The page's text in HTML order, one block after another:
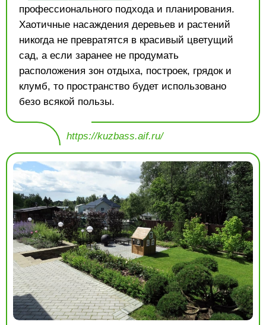
профессионального подхода и планирования.
Хаотичные насаждения деревьев и растений
никогда не превратятся в красивый цветущий
сад, а если заранее не продумать
расположения зон отдыха, построек, грядок и
клумб, то пространство будет использовано
безо всякой пользы.
https://kuzbass.aif.ru/